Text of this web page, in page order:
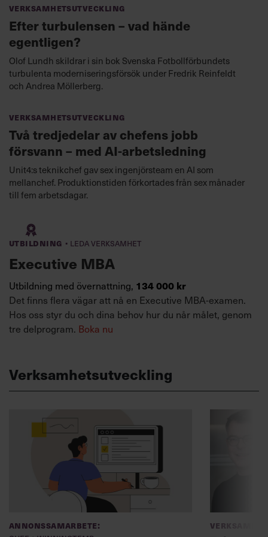
Verksamhetsutveckling
Efter turbulensen – vad hände
egentligen?
Olof Lundh skildrar i sin bok Svenska Fotbollförbundets
turbulenta moderniseringsförsök under Fredrik Reinfeldt
och Andrea Möllerberg.
Verksamhetsutveckling
Två tredjedelar av chefens jobb
försvann – med AI-arbetsledning
Unit4:s teknikchef gav sex ingenjörsteam en AI som
mellanchef. Produktionstiden förkortades från sex månader
till fem arbetsdagar.
Utbildning · Leda verksamhet
Executive MBA
Utbildning med övernattning, 134 000 kr
Det finns flera vägar att nå en Executive MBA-examen.
Hos oss styr du och dina behov hur du når målet, genom
tre delprogram. Boka nu
Verksamhetsutveckling
Annonssamarbete: